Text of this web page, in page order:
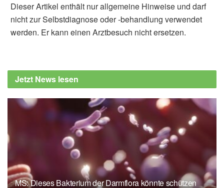
Christopher Ring: Brain endurance training
improves sedentary older adults’ cognitive
fatigued; in: Psychology of Sport and
Exercise (veröffentlicht Volume 76, January
2025),Psychology of Sport and Exercise
Walter Staiano, Michele Merlini, Marco
Romagnoli, Ulrich Kirk, Christopher Ring, et
al.: Brain Endurance Training Improves
Dieser Artikel enthält nur allgemeine Hinweise und darf
nicht zur Selbstdiagnose oder -behandlung verwendet
werden. Er kann einen Arztbesuch nicht ersetzen.
Jetzt News lesen
MS: Dieses Bakterium der Darmflora könnte schützen